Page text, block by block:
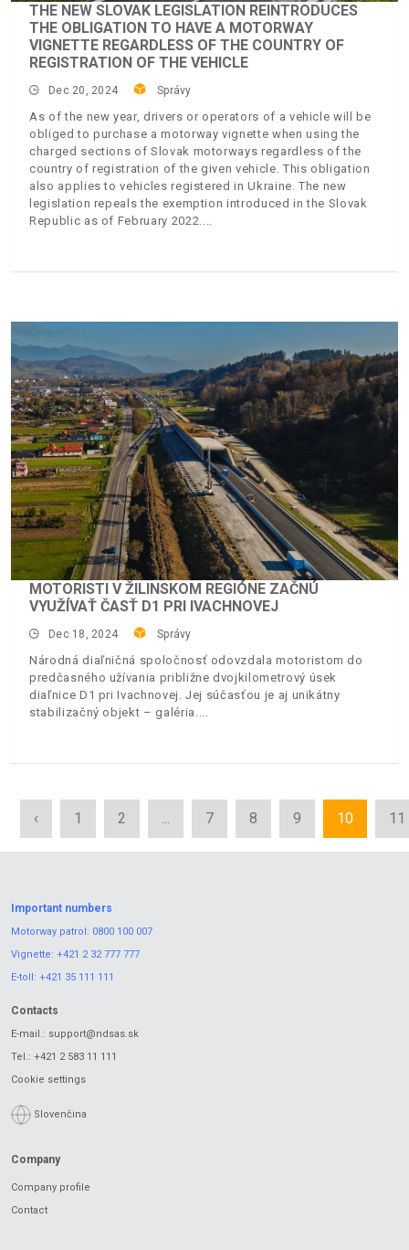
THE NEW SLOVAK LEGISLATION REINTRODUCES
THE OBLIGATION TO HAVE A MOTORWAY
VIGNETTE REGARDLESS OF THE COUNTRY OF
REGISTRATION OF THE VEHICLE
Dec 20, 2024 Správy
As of the new year, drivers or operators of a vehicle will be
obliged to purchase a motorway vignette when using the
charged sections of Slovak motorways regardless of the
country of registration of the given vehicle. This obligation
also applies to vehicles registered in Ukraine. The new
legislation repeals the exemption introduced in the Slovak
Republic as of February 2022.
MOTORISTI V ŽILINSKOM REGIÓNE ZAČNÚ
VYUŽÍVAŤ ČASŤ D1 PRI IVACHNOVEJ
Dec 18, 2024 Správy
Národná diaľničná spoločnosť odovzdala motoristom do
predčasného užívania približne dvojkilometrový úsek
diaľnice D1 pri Ivachnovej. Jej súčasťou je aj unikátny
stabilizačný objekt – galéria.
‹ 1 2 ... 7 8 9 10 11
Important numbers
Motorway patrol: 0800 100 007
Vignette: +421 2 32 777 777
E-toll: +421 35 111 111
Contacts
E-mail.: support@ndsas.sk
Tel.: +421 2 583 11 111
Cookie settings
Slovenčina
Company
Company profile
Contact